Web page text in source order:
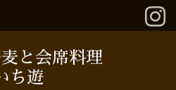
と会席料理
ち遊